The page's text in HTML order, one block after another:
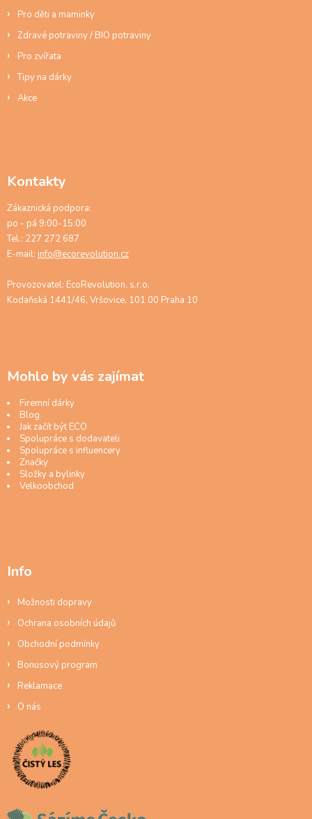
Pro děti a maminky
Zdravé potraviny / BIO potraviny
Pro zvířata
Tipy na dárky
Akce
Kontakty
Zákaznická podpora:
po - pá 9:00-15:00
Tel.: 227 272 687
E-mail: info@ecorevolution.cz
Provozovatel: EcoRevolution, s.r.o.
Kodaňská 1441/46, Vršovice, 101 00 Praha 10
Mohlo by vás zajímat
Firemní dárky
Blog
Jak začít být ECO
Spolupráce s dodavateli
Spolupráce s influencery
Značky
Složky a bylinky
Velkoobchod
Info
Možnosti dopravy
Ochrana osobních údajů
Obchodní podmínky
Bonusový program
Reklamace
O nás